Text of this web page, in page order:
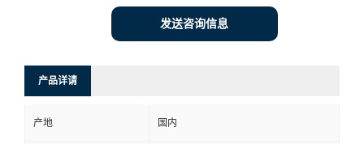
发送咨询信息
产品详请
产地 国内